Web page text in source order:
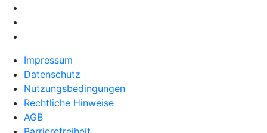
Impressum
Datenschutz
Nutzungsbedingungen
Rechtliche Hinweise
AGB